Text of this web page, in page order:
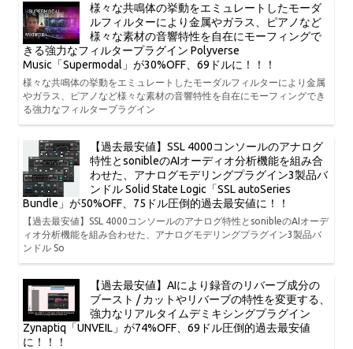
様々な共鳴体の挙動をエミュレートしたモーダ
ルフィルターにより金属やガラス、ピアノなど
様々な素材の音響特性を自在にモーフィングで
きる強力なフィルタープラグイン Polyverse
Music「Supermodal」が30%OFF、69ドルに！！！
様々な共鳴体の挙動をエミュレートしたモーダルフィルターにより金属
やガラス、ピアノなど様々な素材の音響特性を自在にモーフィングでき
る強力なフィルタープラグイン
【過去最安値】SSL 4000コンソールのアナログ
特性とsonibleのAIオーディオ分析機能を組み合
わせた、アナログモデリングプラグイン3製品バ
ンドル Solid State Logic「SSL autoSeries
Bundle」が50%OFF、75ドル圧倒的過去最安値に！！
【過去最安値】SSL 4000コンソールのアナログ特性とsonibleのAIオーデ
ィオ分析機能を組み合わせた、アナログモデリングプラグイン3製品バ
ンドル So
【過去最安値】AIにより録音のリバーブ成分の
ブースト / カットやリバーブの特性を変更する、
強力なリアルタイムデミキシングプラグイン
Zynaptiq「UNVEIL」が74%OFF、69ドル圧倒的過去最安値
に！！！